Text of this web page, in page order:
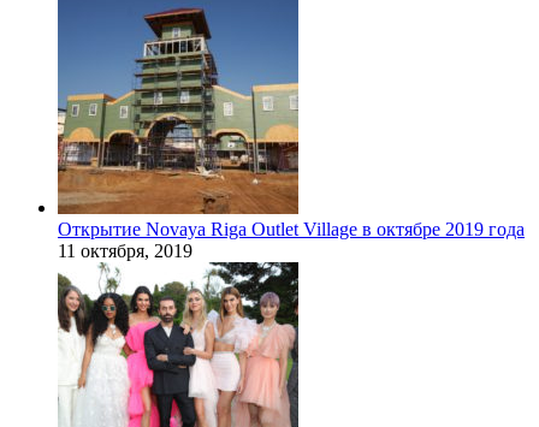
Открытие Novaya Riga Outlet Village в октябре 2019 года
11 октября, 2019